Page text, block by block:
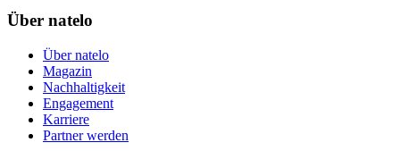
Über natelo
Über natelo
Magazin
Nachhaltigkeit
Engagement
Karriere
Partner werden